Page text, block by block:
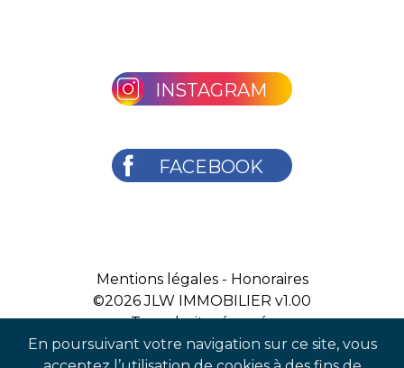
En poursuivant votre navigation sur ce site, vous
INSTAGRAM
FACEBOOK
Mentions légales- Honoraires
©2026JLW IMMOBILIER v1.00
Tous droits réservés